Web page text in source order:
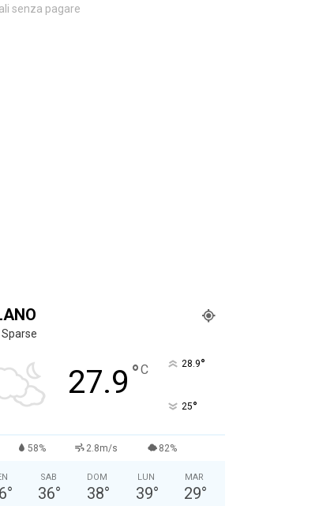
senza pagare
Sparse
27.9 °C 28.9°
25°
58% 2.8m/s 82%
°
SAB
36°
DOM
38°
LUN
39°
MAR
29°